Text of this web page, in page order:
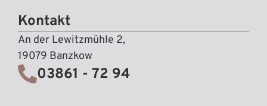
Kontakt
An der Lewitzmühle 2,
19079 Banzkow
03861 - 72 94